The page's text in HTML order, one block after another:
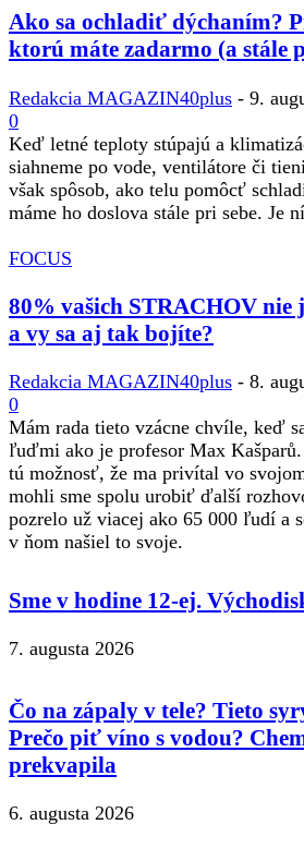
Ako sa ochladiť dýchaním?
ktorú máte zadarmo (a stále
Redakcia MAGAZIN40plus - 9.
0
Keď letné teploty stúpajú a
siahneme po vode, ventilátore či
však spôsob, ako telu pomôcť
máme ho doslova stále pri sebe. Je
FOCUS
80% vašich STRACHOV nie
a vy sa aj tak bojíte?
Redakcia MAGAZIN40plus - 8.
0
Mám rada tieto vzácne chvíle, keď
ľuďmi ako je profesor Max Kašparů.
tú možnosť, že ma privítal vo
mohli sme spolu urobiť ďalší
pozrelo už viacej ako 65 000 ľudí a
v ňom našiel to svoje.
Sme v hodine 12-ej.
7. augusta 2026
Čo na zápaly v tele? Tieto
Prečo piť víno s vodou?
prekvapila
6. augusta 2026